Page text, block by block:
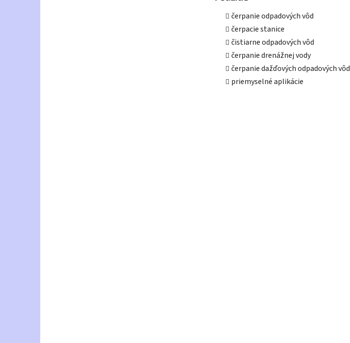
čerpanie odpadových vôd
čerpacie stanice
čistiarne odpadových vôd
čerpanie drenážnej vody
čerpanie dažďových odpadových vôd
priemyselné aplikácie